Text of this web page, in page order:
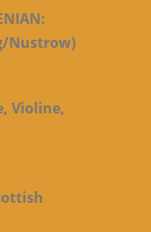
Nustrow)
Violine,